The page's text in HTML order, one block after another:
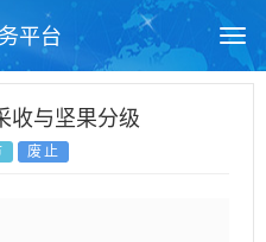
平台
查询
收与坚果分级
废止